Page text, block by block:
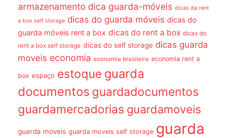
armazenamento dica guarda-móveis dicas da rent
a box self storage dicas do guarda móveis dicas do
guarda móveis rent a box dicas do rent a box dicas do
rent a box self storage dicas do self storage dicas guarda
moveis economia economia brasileira economia rent a
box espaço estoque guarda
documentos guardadocumentos
guardamercadorias guardamoveis
guarda moveis guarda moveis self storage guarda